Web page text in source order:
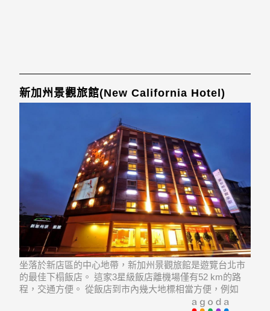
新加州景觀旅館(New California Hotel)
坐落於新店區的中心地帶，新加州景觀旅館是遊覽台北市
的最佳下榻飯店。 這家3星級飯店離機場僅有52 km的路
程，交通方便。 從飯店到市內幾大地標相當方便，例如
Cardinal Tien Hospital, Tung Jen Hospital, Jingmei Night